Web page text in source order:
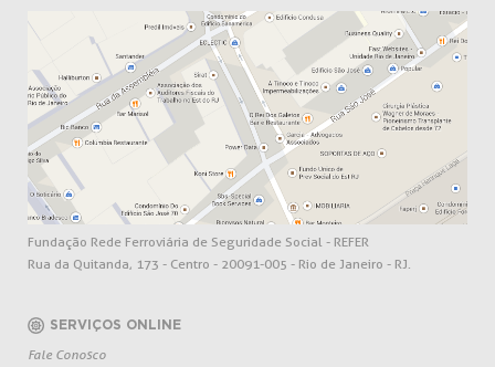
Fundação Rede Ferroviária de Seguridade Social - REFER
Rua da Quitanda, 173 - Centro - 20091-005 - Rio de Janeiro - RJ.
SERVIÇOS ONLINE
Fale Conosco